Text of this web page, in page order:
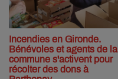
Incendies en Gironde.
Bénévoles et agents de la
commune s'activent pour
récolter des dons à